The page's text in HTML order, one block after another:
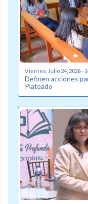
Viernes, Julio 24, 2026 -
Definen acciones
Plateado